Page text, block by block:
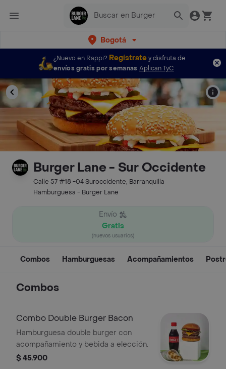
Bogotá
¿Nuevo en Rappi? Regístratey disfruta de
envíos gratis por semanas Aplican TyC
Burger Lane - Sur Occidente
Calle 57 #18 -04 Suroccidente, Barranquilla
Hamburguesa - Burger Lane
Envío
Gratis
(nuevos usuarios)
Combos Hamburguesas Acompañamientos
Combos
Combo Double Burger Bacon
Hamburguesa double burger con
acompañamiento y bebida a elección.
$ 45.900